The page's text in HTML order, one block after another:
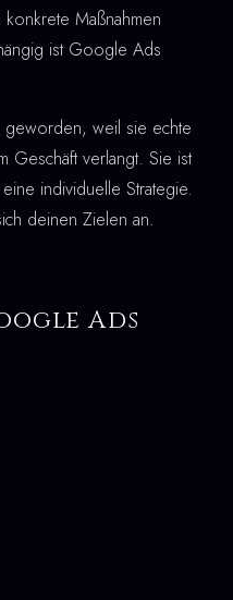
Maßnahmen
ist Google Ads
geworden, weil sie echte
Geschäft verlangt. Sie ist
individuelle Strategie.
deinen Zielen an.
Ads